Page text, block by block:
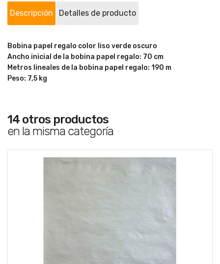
Descripción Detalles de producto
Bobina papel regalo color liso verde oscuro
Ancho inicial de la bobina papel regalo: 70 cm
Metros lineales de la bobina papel regalo: 190 m
Peso: 7,5 kg
14 otros productos
en la misma categoría